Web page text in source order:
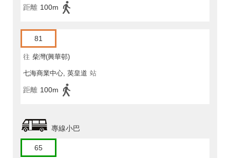
距離 100m
81
往 柴灣(興華邨)
七海商業中心, 英皇道 站
距離 100m
專線小巴
65